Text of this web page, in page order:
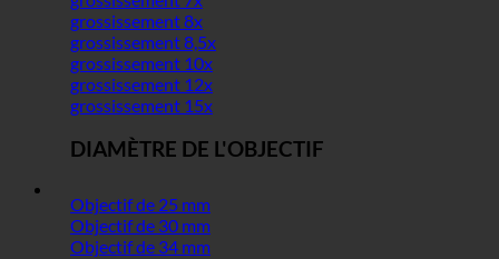
grossissement 8x
grossissement 8,5x
grossissement 10x
grossissement 12x
grossissement 15x
DIAMÈTRE DE L'OBJECTIF
Objectif de 25 mm
Objectif de 30 mm
Objectif de 34 mm